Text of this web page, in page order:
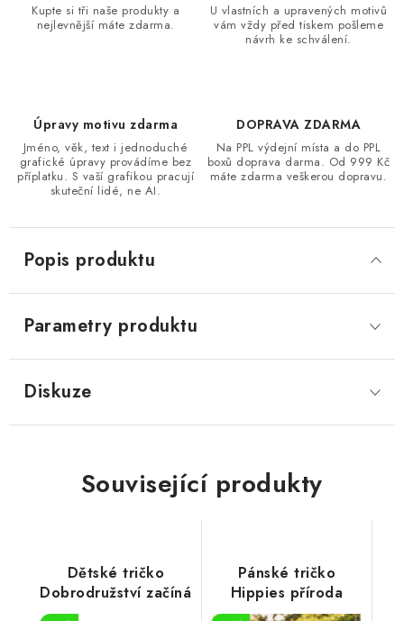
Kupte si tři naše produkty a
nejlevnější máte zdarma.
U vlastních a upravených motivů
vám vždy před tiskem pošleme
návrh ke schválení.
Úpravy motivu zdarma
Jméno, věk, text i jednoduché
grafické úpravy provádíme bez
příplatku. S vaší grafikou pracují
skuteční lidé, ne AI.
DOPRAVA ZDARMA
Na PPL výdejní místa a do PPL
boxů doprava darma. Od 999 Kč
máte zdarma veškerou dopravu.
Popis produktu
Parametry produktu
Diskuze
Související produkty
Dětské tričko
Dobrodružství začíná
Pánské tričko
Hippies příroda